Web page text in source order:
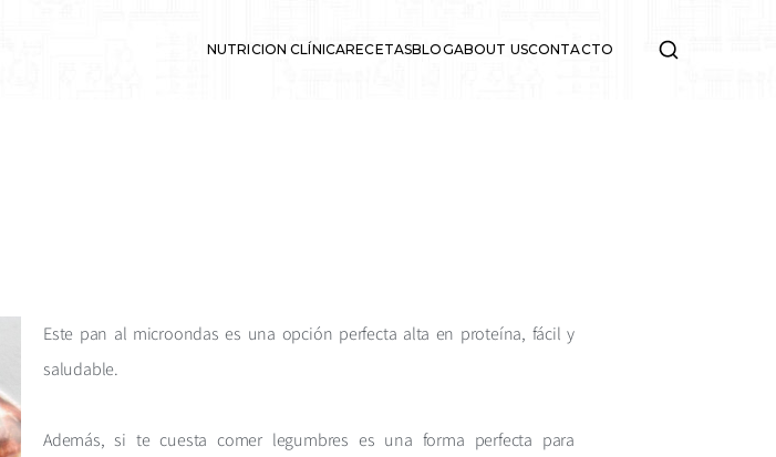
NUTRICION CLÍNICARECETASBLOGABOUT USCONTACTO
Este pan al microondas es una opción perfecta alta en proteína, fácil y
saludable.
Además, si te cuesta comer legumbres es una forma perfecta para